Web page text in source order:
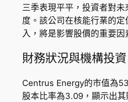
三季表現平平，投資者對
度。該公司在核能行業的
入，將是影響股價的重要因
財務狀況與機構投資
Centrus Energy的市值為
股本比率為3.09，顯示出